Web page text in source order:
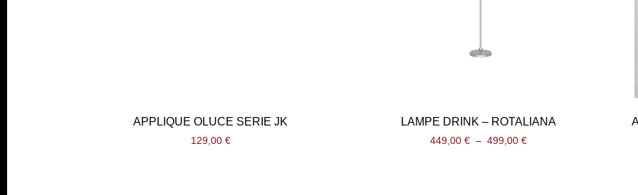
APPLIQUE OLUCE SERIE JK
129,00 €
LAMPE DRINK – ROTALIANA
449,00 € – 499,00 €